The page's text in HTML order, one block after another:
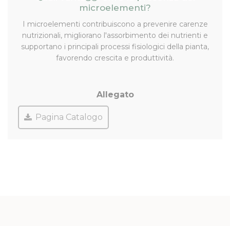
microelementi?
I microelementi contribuiscono a prevenire carenze
nutrizionali, migliorano l'assorbimento dei nutrienti e
supportano i principali processi fisiologici della pianta,
favorendo crescita e produttività.
Allegato
Pagina Catalogo